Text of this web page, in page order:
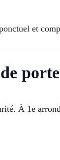
et
porte
À 1e